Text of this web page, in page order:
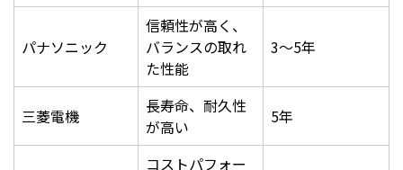
パナソニック
信頼性が高く、
バランスの取れ
た性能
3〜5年
三菱電機
長寿命、耐久性
が高い
5年
コストパフォー